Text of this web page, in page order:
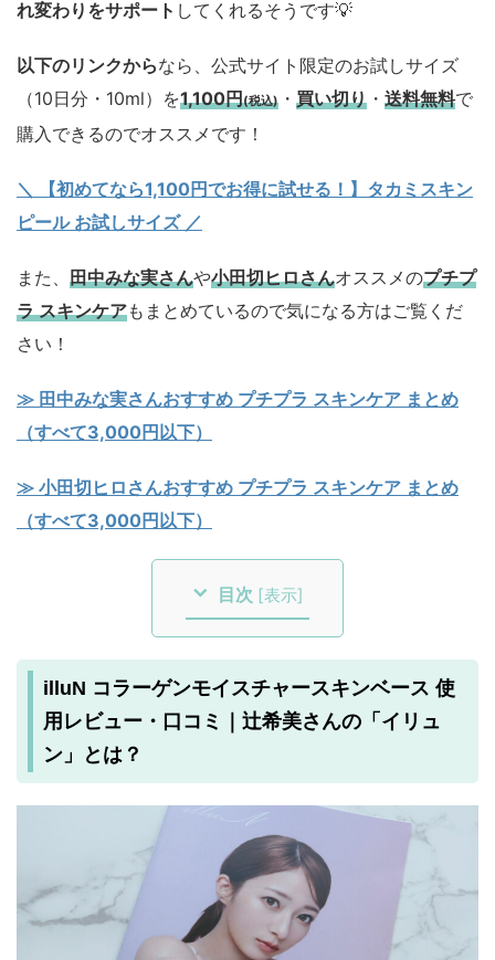
れ変わりをサポート してくれるそうです💡
以下のリンクからなら、公式サイト限定のお試しサイズ
（10日分・10ml）を1,100円(税込) ・ 買い切り ・ 送料無料で
購入できるのでオススメです！
＼ 【初めてなら1,100円でお得に試せる！】タカミスキン
ピール お試しサイズ／
また、 田中みな実さんや小田切ヒロさんオススメのプチプ
ラ スキンケアもまとめているので気になる方はご覧くだ
さい！
≫ 田中みな実さんおすすめ プチプラ スキンケア まとめ
（すべて3,000円以下）
≫ 小田切ヒロさんおすすめ プチプラ スキンケア まとめ
（すべて3,000円以下）
目次 [表示]
illuN コラーゲンモイスチャースキンベース 使
用レビュー・口コミ｜辻希美さんの「イリュ
ン」とは？